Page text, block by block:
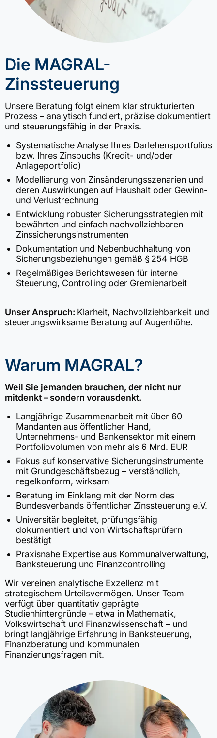
Die MAGRAL-
Zinssteuerung
Unsere Beratung folgt einem klar strukturierten
Prozess – analytisch fundiert, präzise dokumentiert
und steuerungsfähig in der Praxis.
Systematische Analyse Ihres Darlehensportfolios
bzw. Ihres Zinsbuchs (Kredit- und/oder
Anlageportfolio)
Modellierung von Zinsänderungsszenarien und
deren Auswirkungen auf Haushalt oder Gewinn-
und Verlustrechnung
Entwicklung robuster Sicherungsstrategien mit
bewährten und einfach nachvollziehbaren
Zinssicherungsinstrumenten
Dokumentation und Nebenbuchhaltung von
Sicherungsbeziehungen gemäß § 254 HGB
Regelmäßiges Berichtswesen für interne
Steuerung, Controlling oder Gremienarbeit
Unser Anspruch: Klarheit, Nachvollziehbarkeit und
steuerungswirksame Beratung auf Augenhöhe.
Warum MAGRAL?
Weil Sie jemanden brauchen, der nicht nur
mitdenkt – sondern vorausdenkt.
Langjährige Zusammenarbeit mit über 60
Mandanten aus öffentlicher Hand,
Unternehmens- und Bankensektor mit einem
Portfoliovolumen von mehr als 6 Mrd. EUR
Fokus auf konservative Sicherungsinstrumente
mit Grundgeschäftsbezug – verständlich,
regelkonform, wirksam
Beratung im Einklang mit der Norm des
Bundesverbands öffentlicher Zinssteuerung e.V.
Universitär begleitet, prüfungsfähig
dokumentiert und von Wirtschaftsprüfern
bestätigt
Praxisnahe Expertise aus Kommunalverwaltung,
Banksteuerung und Finanzcontrolling
Wir vereinen analytische Exzellenz mit
strategischem Urteilsvermögen. Unser Team
verfügt über quantitativ geprägte
Studienhintergründe – etwa in Mathematik,
Volkswirtschaft und Finanzwissenschaft – und
bringt langjährige Erfahrung in Banksteuerung,
Finanzberatung und kommunalen
Finanzierungsfragen mit.